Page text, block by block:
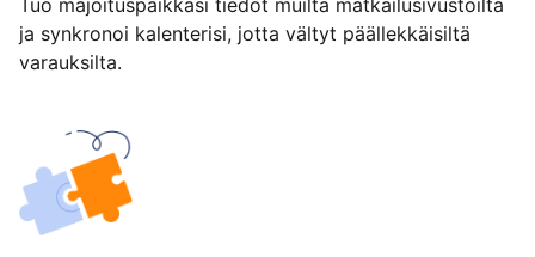
Tuo majoituspaikkasi tiedot muilta matkailusivustoilta
ja synkronoi kalenterisi, jotta vältyt päällekkäisiltä
varauksilta.